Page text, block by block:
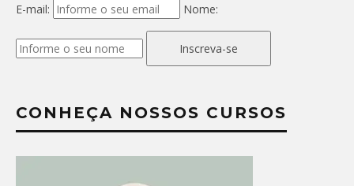
E-mail: Nome:
Inscreva-se
CONHEÇA NOSSOS CURSOS